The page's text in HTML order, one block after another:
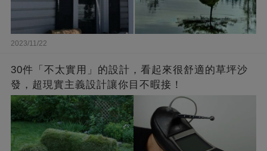
2023/11/22
30件「不太實用」的設計，看起來很舒適的草坪沙
發，超現實主義設計讓你目不暇接！